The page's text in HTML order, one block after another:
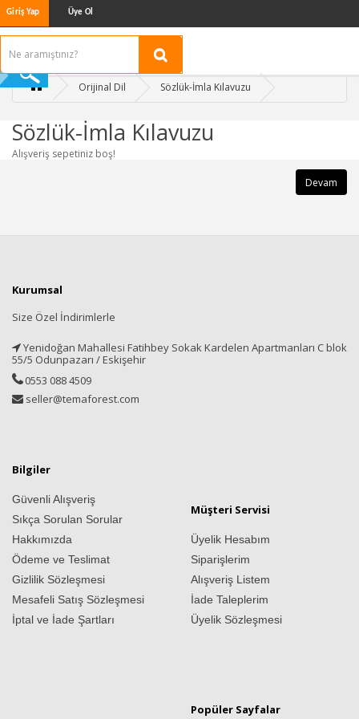
Giriş Yap Üye Ol
Orijinal Dil Sözlük-İmla Kılavuzu
Sözlük-İmla Kılavuzu
Alışveriş sepetiniz boş!
Devam
Kurumsal
Size Özel İndirimlerle
Yenidoğan Mahallesi Fatihbey Sokak Kardelen Apartmanları C blok
55/5 Odunpazarı / Eskişehir
0553 088 4509
seller@temaforest.com
Bilgiler
Güvenli Alışveriş
Sıkça Sorulan Sorular
Hakkımızda
Ödeme ve Teslimat
Gizlilik Sözleşmesi
Mesafeli Satış Sözleşmesi
İptal ve İade Şartları
Müşteri Servisi
Üyelik Hesabım
Siparişlerim
Alışveriş Listem
İade Taleplerim
Üyelik Sözleşmesi
Popüler Sayfalar